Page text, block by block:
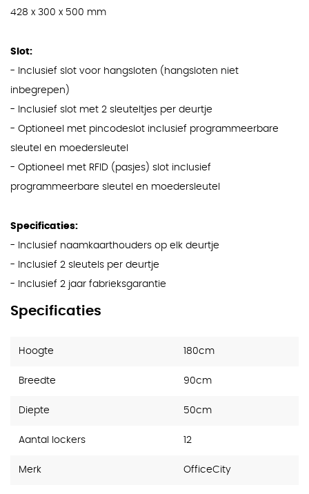
428 x 300 x 500 mm
Slot:
- Inclusief slot voor hangsloten (hangsloten niet
inbegrepen)
- Inclusief slot met 2 sleuteltjes per deurtje
- Optioneel met pincodeslot inclusief programmeerbare
sleutel en moedersleutel
- Optioneel met RFID (pasjes) slot inclusief
programmeerbare sleutel en moedersleutel
Specificaties:
- Inclusief naamkaarthouders op elk deurtje
- Inclusief 2 sleutels per deurtje
- Inclusief 2 jaar fabrieksgarantie
Specificaties
Hoogte 180cm
Breedte 90cm
Diepte 50cm
Aantal lockers 12
Merk OfficeCity